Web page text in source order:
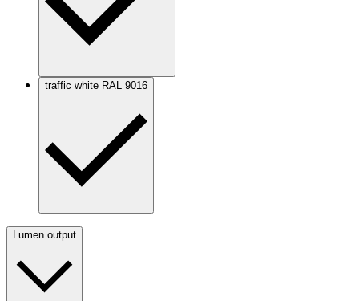
traffic white RAL 9016
Lumen output